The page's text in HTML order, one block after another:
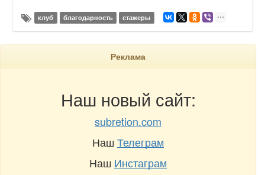
клуб благодарность стажеры
Реклама
Наш новый сайт:
subretion.com
НашТелеграм
Наш Инстаграм